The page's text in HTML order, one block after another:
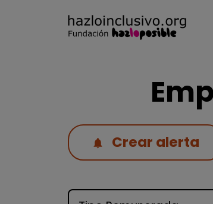
Crear alerta
Tipo de oferta